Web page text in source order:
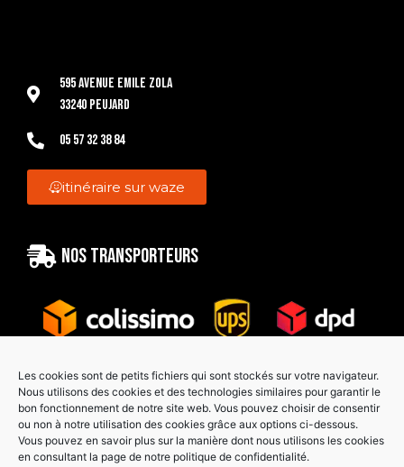
Les cookies sont de petits fichiers qui sont stockés sur votre navigateur.
Nous utilisons des cookies et des technologies similaires pour garantir le
bon fonctionnement de notre site web. Vous pouvez choisir de consentir
ou non à notre utilisation des cookies grâce aux options ci-dessous.
Vous pouvez en savoir plus sur la manière dont nous utilisons les cookies
en consultant la page de notre politique de confidentialité.
595 Avenue Emile Zola
33240 Peujard
05 57 32 38 84
itinéraire sur waze
Nos transporteurs
Paiement sécurisé